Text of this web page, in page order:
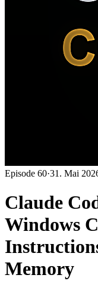
Episode 60·31. Mai
Claude
Windows
Memory